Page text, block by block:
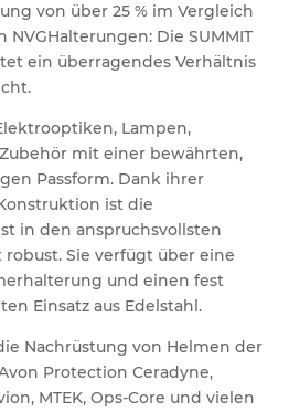
von über 25 % im Vergleich
Die SUMMIT
ein überragendes Verhältnis
Lampen,
mit einer bewährten,
Passform. Dank ihrer
ist die
in den anspruchsvollsten
Sie verfügt über eine
und einen fest
Einsatz aus Edelstahl.
Nachrüstung von Helmen der
Protection Ceradyne,
MTEK, Ops-Core und vielen